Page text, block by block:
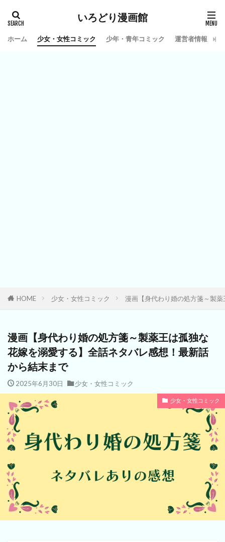
いろどり漫画館
ホーム 少女・女性コミック 少年・青年コミック 運営者情報
HOME 少女・女性コミック 漫画【身代わり婚の処方箋～製
漫画【身代わり婚の処方箋～製薬王は孤独な
花嫁を溺愛する】全話ネタバレ感想！最新話
から結末まで
2025年6月30日 少女・女性コミック
少女・女性コミック